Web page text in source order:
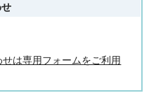
は専用フォームをご利用